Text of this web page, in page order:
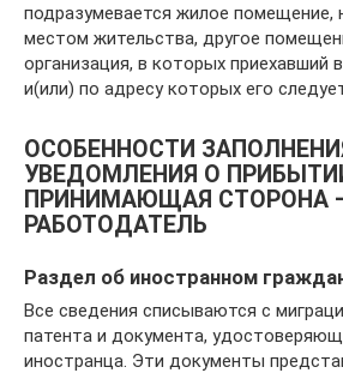
подразумевается жилое помещение,
местом жительства, другое
организация, в которых приехавший
и(или) по адресу которых его
ОСОБЕННОСТИ
УВЕДОМЛЕНИЯ О
ПРИНИМАЮЩАЯ СТОРОНА
РАБОТОДАТЕЛЬ
Раздел об иностранном
Все сведения списываются с
патента и документа,
иностранца. Эти документы